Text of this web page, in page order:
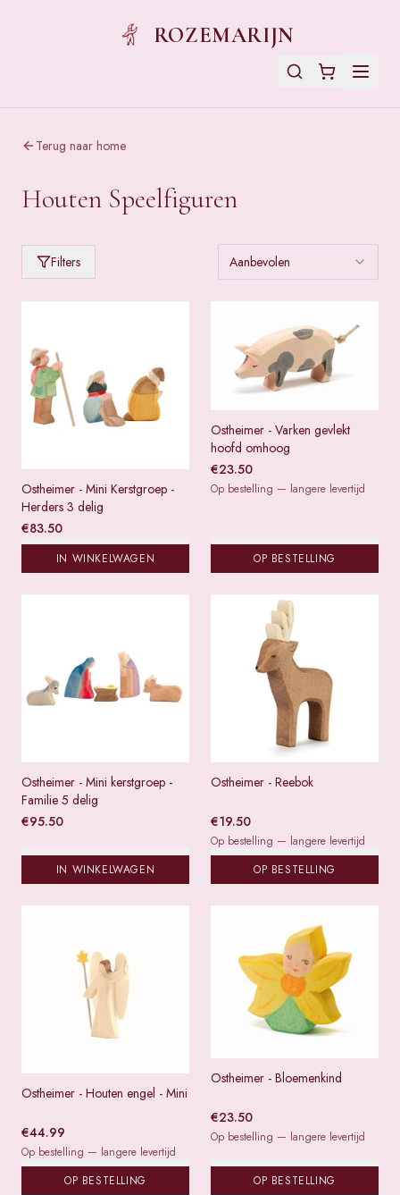
ROZEMARIJN
Terug naar home
Houten Speelfiguren
Filters Aanbevolen
Ostheimer - Mini Kerstgroep -
Herders 3 delig
€83.50
IN WINKELWAGEN
Ostheimer - Varken gevlekt
hoofd omhoog
€23.50
Op bestelling — langere levertijd
OP BESTELLING
Ostheimer - Mini kerstgroep -
Familie 5 delig
€95.50
IN WINKELWAGEN
Ostheimer - Reebok
€19.50
Op bestelling — langere levertijd
OP BESTELLING
Ostheimer - Houten engel - Mini
€44.99
Op bestelling — langere levertijd
OP BESTELLING
Ostheimer - Bloemenkind
€23.50
Op bestelling — langere levertijd
OP BESTELLING